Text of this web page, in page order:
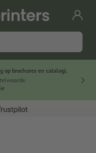
op brochures en catalogi,